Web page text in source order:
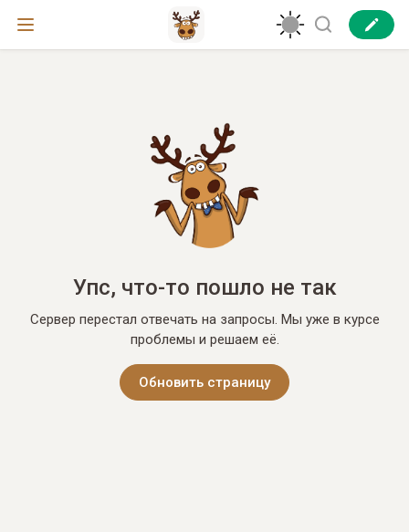
Упс, что-то пошло не так
Сервер перестал отвечать на запросы. Мы уже в курсе
проблемы и решаем её.
Обновить страницу